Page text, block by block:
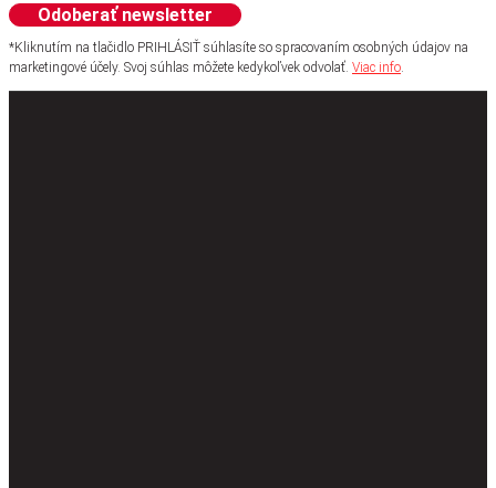
Odoberať newsletter
*Kliknutím na tlačidlo PRIHLÁSIŤ súhlasíte so spracovaním osobných údajov na
marketingové účely. Svoj súhlas môžete kedykoľvek odvolať. Viac info